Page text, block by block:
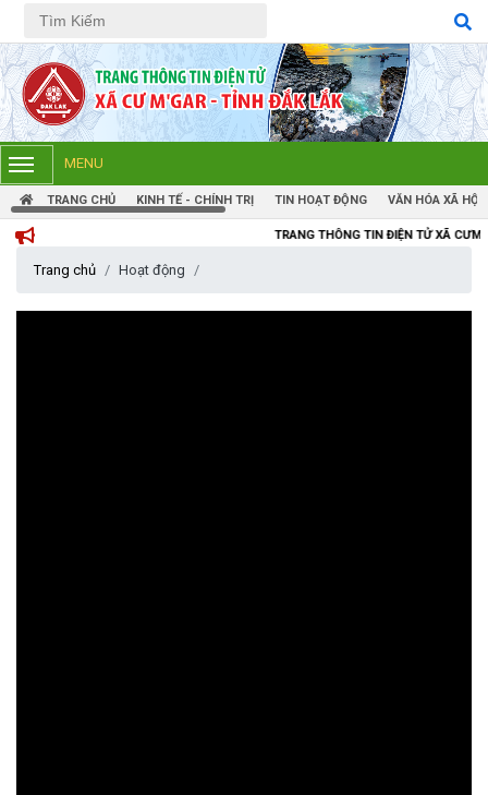
Tiếng Việt Tiếng Anh
MENU
TRANG CHỦ KINH TẾ - CHÍNH TRỊ TIN HOẠT ĐỘNG VĂN HÓA XÃ HỘI
TRANG THÔNG TIN ĐIỆN TỬ XÃ CƯM'GAR, TỈNH
Trang chủ Hoạt động